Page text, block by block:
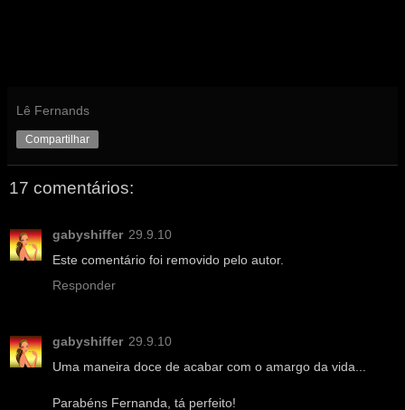
Lê Fernands
Compartilhar
17 comentários:
gabyshiffer 29.9.10
Este comentário foi removido pelo autor.
Responder
gabyshiffer 29.9.10
Uma maneira doce de acabar com o amargo da vida...
Parabéns Fernanda, tá perfeito!